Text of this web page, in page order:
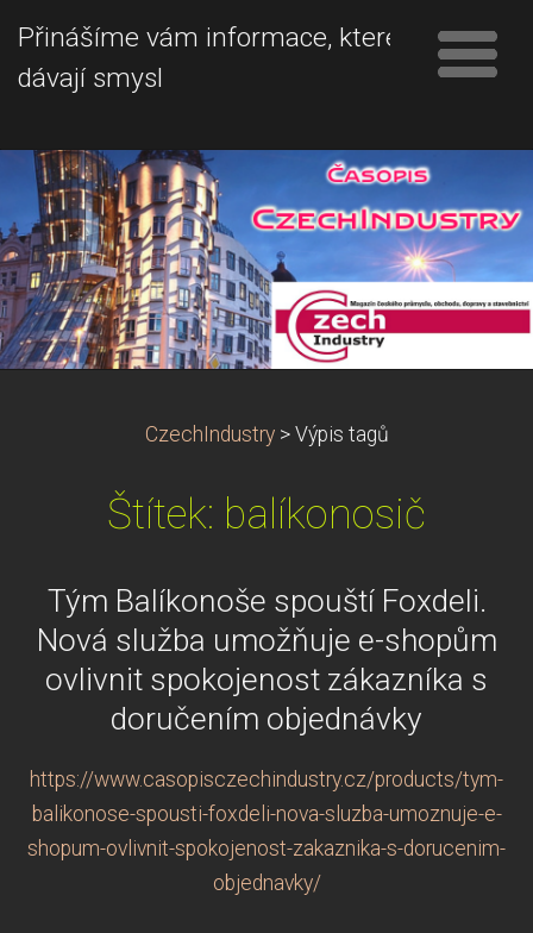
Přinášíme vám informace, které
dávají smysl
CzechIndustry > Výpis tagů
Štítek: balíkonosič
Tým Balíkonoše spouští Foxdeli.
Nová služba umožňuje e-shopům
ovlivnit spokojenost zákazníka s
doručením objednávky
https://www.casopisczechindustry.cz/products/tym-
balikonose-spousti-foxdeli-nova-sluzba-umoznuje-e-
shopum-ovlivnit-spokojenost-zakaznika-s-dorucenim-
objednavky/